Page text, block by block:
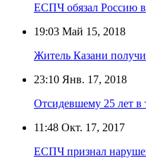
ЕСПЧ обязал Россию
19:03 Май 15, 2018
Житель Казани
23:10 Янв. 17, 2018
Отсидевшему 25 лет
11:48 Окт. 17, 2017
ЕСПЧ признал